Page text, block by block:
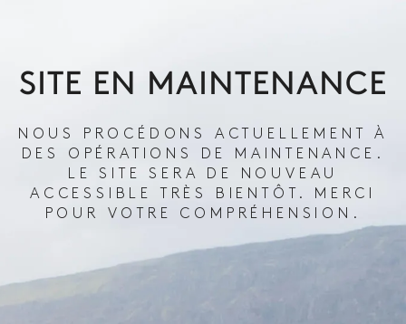
SITE EN MAINTENANCE
NOUS PROCÉDONS ACTUELLEMENT À
DES OPÉRATIONS DE MAINTENANCE.
LE SITE SERA DE NOUVEAU
ACCESSIBLE TRÈS BIENTÔT. MERCI
POUR VOTRE COMPRÉHENSION.